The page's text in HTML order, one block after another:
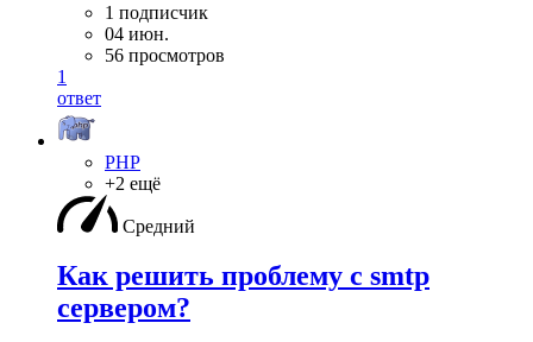
1 подписчик
04 июн.
56 просмотров
1
ответ
PHP
+2 ещё
Средний
Как решить проблему с smtp
сервером?